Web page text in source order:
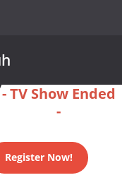
- TV Show Ended
-
Register Now!